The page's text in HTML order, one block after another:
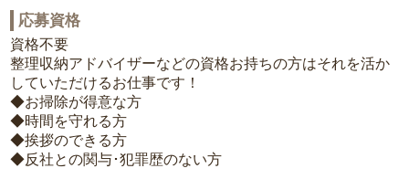
応募資格
資格不要
整理収納アドバイザーなどの資格お持ちの方はそれを活か
していただけるお仕事です！
◆お掃除が得意な方
◆時間を守れる方
◆挨拶のできる方
◆反社との関与･犯罪歴のない方